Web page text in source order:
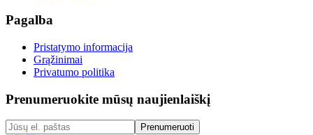
Pagalba
Pristatymo informacija
Grąžinimai
Privatumo politika
Prenumeruokite mūsų naujienlaiškį
Prenumeruoti